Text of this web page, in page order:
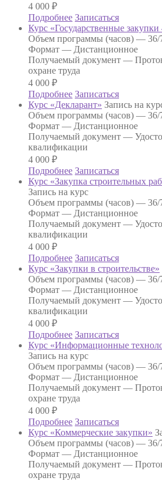
4 000 ₽
Подробнее Записаться
Курс «Государственные
Объем программы (часов) — 36/
Формат — Дистанционное
Получаемый документ —
охране труда
4 000 ₽
Подробнее Записаться
Курс «Декларант» Запись на
Объем программы (часов) — 36/
Формат — Дистанционное
Получаемый документ —
квалификации
4 000 ₽
Подробнее Записаться
Курс «Закупка строительных
Запись на курс
Объем программы (часов) — 36/
Формат — Дистанционное
Получаемый документ —
квалификации
4 000 ₽
Подробнее Записаться
Курс «Закупки в строительстве»
Объем программы (часов) — 36/
Формат — Дистанционное
Получаемый документ —
квалификации
4 000 ₽
Подробнее Записаться
Курс «Информационные
Запись на курс
Объем программы (часов) — 36/
Формат — Дистанционное
Получаемый документ —
охране труда
4 000 ₽
Подробнее Записаться
Курс «Коммерческие закупки»
Объем программы (часов) — 36/
Формат — Дистанционное
Получаемый документ —
охране труда